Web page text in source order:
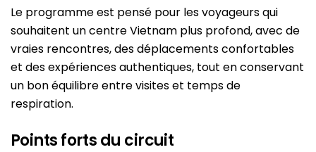
Le programme est pensé pour les voyageurs qui
souhaitent un centre Vietnam plus profond, avec de
vraies rencontres, des déplacements confortables
et des expériences authentiques, tout en conservant
un bon équilibre entre visites et temps de
respiration.
Points forts du circuit